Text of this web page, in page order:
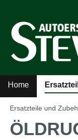
Home
Ersatzteile und